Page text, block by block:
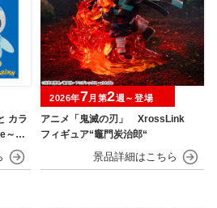
カラ
～カ
アニメ「鬼滅の刃」 XrossLink
フィギュア“竈門炭治郎“
2026年7月第2週～登場